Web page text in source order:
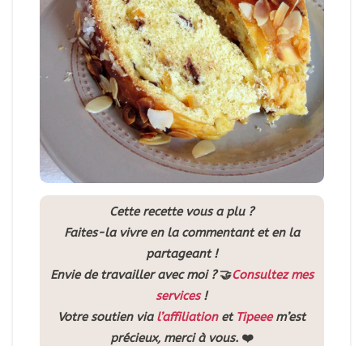
Cette recette vous a plu ?
Faites-la vivre en la commentant et en la
partageant !
Envie de travailler avec moi ?🤝Consultez mes
services!
Votre soutien via l’affiliationet Tipeeem’est
précieux, merci à vous. ❤️